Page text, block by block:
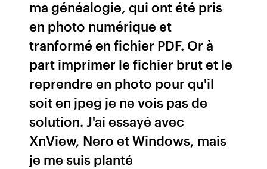
ma généalogie, qui ont été pris
en photo numérique et
tranformé en fichier PDF. Or à
part imprimer le fichier brut et le
reprendre en photo pour qu'il
soit en jpeg je ne vois pas de
solution. J'ai essayé avec
XnView, Nero et Windows, mais
je me suis planté